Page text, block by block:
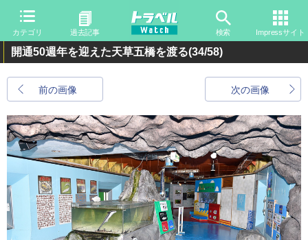
カテゴリ 過去記事 検索 Impressサイト
開通50週年を迎えた天草五橋を渡る(34/58)
前の画像 次の画像